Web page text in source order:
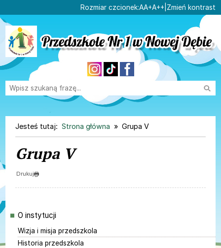
Przejdź do głównej treści Przejdź do wyszukiwarki
Rozmiar czcionek:Ustaw domyślną
AUstaw większą
A+Ustaw największą
A++ Zmień kontrast
« »
1
Jesteś tutaj: Strona główna Grupa V
Grupa V
Drukuj
Menu główne
O instytucji
Wizja i misja przedszkola
Historia przedszkola